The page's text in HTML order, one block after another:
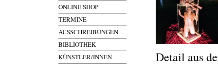
ONLINE SHOP
TERMINE
AUSSCHREIBUNGEN
BIBLIOTHEK
KÜNSTLER/INNEN
Detail aus